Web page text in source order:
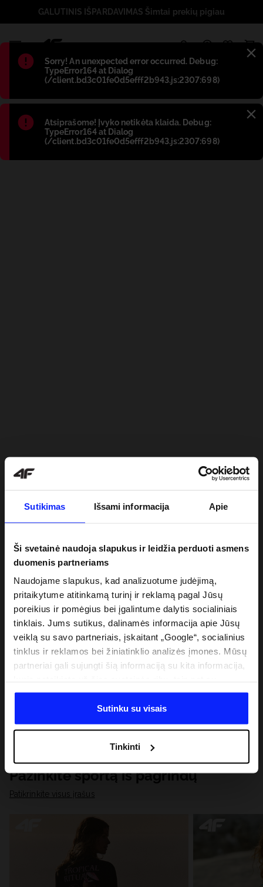
Sutikimas Išsami informacija Apie
Ši svetainė naudoja slapukus ir leidžia perduoti asmens
duomenis partneriams
Naudojame slapukus, kad analizuotume judėjimą,
pritaikytume atitinkamą turinį ir reklamą pagal Jūsų
poreikius ir pomėgius bei įgalintume dalytis socialiniais
tinklais. Jums sutikus, dalinamės informacija apie Jūsų
veiklą su savo partneriais, įskaitant „Google“, socialinius
tinklus ir reklamos bei žiniatinklio analizės įmones. Mūsų
partneriai gali sujungti šią informaciją su kita informacija,
duomenimis, kuriuos jie gauna, kai naudojatės jų
paslaugomis. Gavus Jūsų leidimą, mes galime perduoti
Jūsų asmeninę informaciją savo partneriams, siekdami
analitinius tyrimus, pritaikyti turinį ir tobulinti mūsų
partnerių siūlomus sprendimus (pvz., socialinius tinklus).
Išsamią informaciją rasite mūsų Privatumo politikoje ir
skiltyje „Išsami informacija“.
Sutinku su visais
Tinkinti
Błąd:
Sorry! An unexpected error occurred. Debug:
TypeError164 at Dialog
(/client.bd3c01fe0d5efff2b943.js:2307:698)
Błąd:
Atsiprašome! Įvyko netikėta klaida. Debug:
TypeError164 at Dialog
(/client.bd3c01fe0d5efff2b943.js:2307:698)
GALUTINIS IŠPARDAVIMAS Šimtai prekių pigiau
Pažinkite sportą iš pagrindų
Patikrinkite visus įrašus